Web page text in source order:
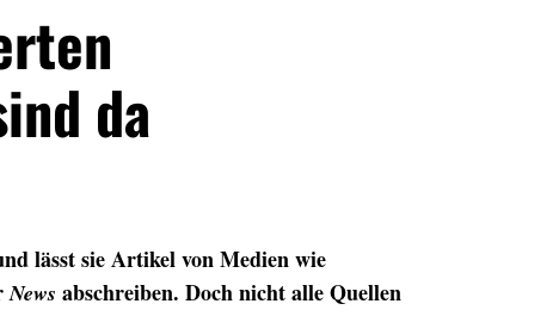
da
lässt sie Artikel von Medien wie
News abschreiben. Doch nicht alle Quellen